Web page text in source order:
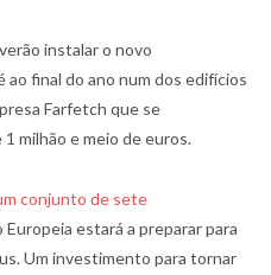
instalar o novo
final do ano num dos edifícios
Farfetch que se
milhão e meio de euros.
conjunto de sete
Europeia estará a preparar para
Um investimento para tornar